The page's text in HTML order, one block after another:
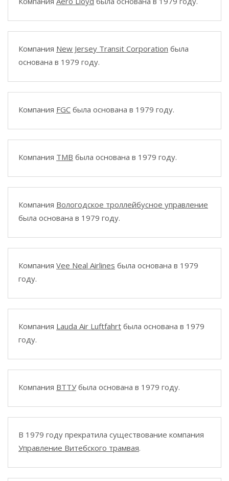
Компания New Jersey Transit Corporation была
основана в 1979 году.
Компания FGC была основана в 1979 году.
Компания TMB была основана в 1979 году.
Компания Вологодское троллейбусное управление
была основана в 1979 году.
Компания Vee Neal Airlines была основана в 1979
году.
Компания Lauda Air Luftfahrt была основана в 1979
году.
Компания ВТТУбыла основана в 1979 году.
В 1979 году прекратила существование компания
Управление Витебского трамвая.